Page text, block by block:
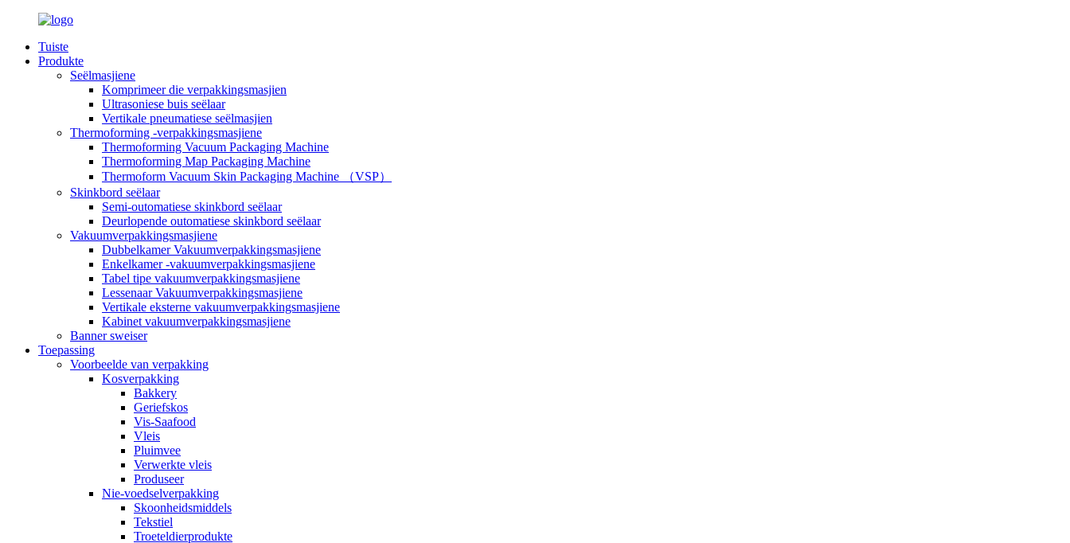
Tuiste
Produkte
Seëlmasjiene
Komprimeer die verpakkingsmasjien
Ultrasoniese buis seëlaar
Vertikale pneumatiese seëlmasjien
Thermoforming -verpakkingsmasjiene
Thermoforming Vacuum Packaging Machine
Thermoforming Map Packaging Machine
Thermoform Vacuum Skin Packaging Machine （VSP）
Skinkbord seëlaar
Semi-outomatiese skinkbord seëlaar
Deurlopende outomatiese skinkbord seëlaar
Vakuumverpakkingsmasjiene
Dubbelkamer Vakuumverpakkingsmasjiene
Enkelkamer -vakuumverpakkingsmasjiene
Tabel tipe vakuumverpakkingsmasjiene
Lessenaar Vakuumverpakkingsmasjiene
Vertikale eksterne vakuumverpakkingsmasjiene
Kabinet vakuumverpakkingsmasjiene
Banner sweiser
Toepassing
Voorbeelde van verpakking
Kosverpakking
Bakkery
Geriefskos
Vis-Saafood
Vleis
Pluimvee
Verwerkte vleis
Produseer
Nie-voedselverpakking
Skoonheidsmiddels
Tekstiel
Troeteldierprodukte